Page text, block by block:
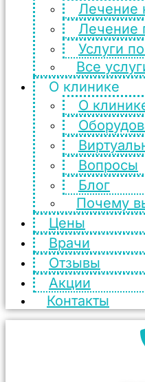
Лечение
Лечение
Услуги
Все
О клинике
О
Вопросы
Блог
Почему
Цены
Врачи
Отзывы
Акции
Контакты